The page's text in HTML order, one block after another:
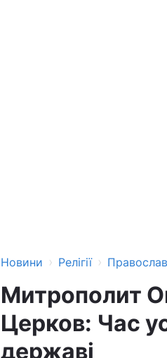
Новини › Релігії ›
Митрополит
Церков: Час
державі